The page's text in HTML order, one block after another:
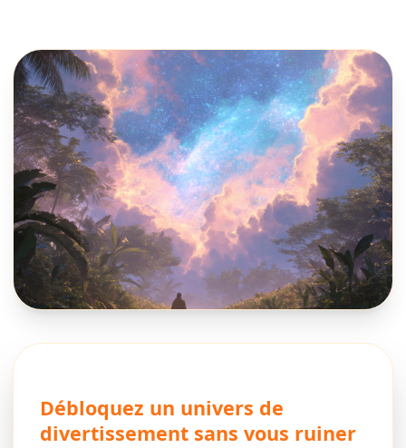
Débloquez un univers de
divertissement sans vous ruiner